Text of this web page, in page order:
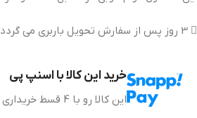
خرید این کالا با اسنپ پی
این کالا رو با 4 قسط خریداری کن!